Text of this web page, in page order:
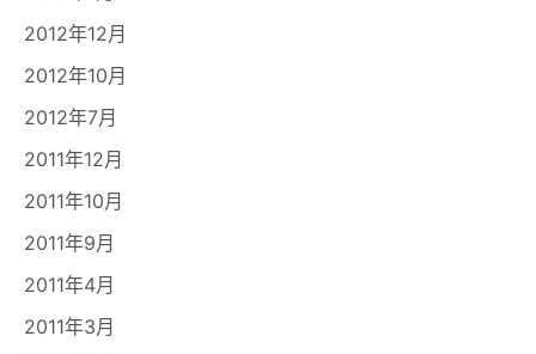
2012年12月
2012年10月
2012年7月
2011年12月
2011年10月
2011年9月
2011年4月
2011年3月